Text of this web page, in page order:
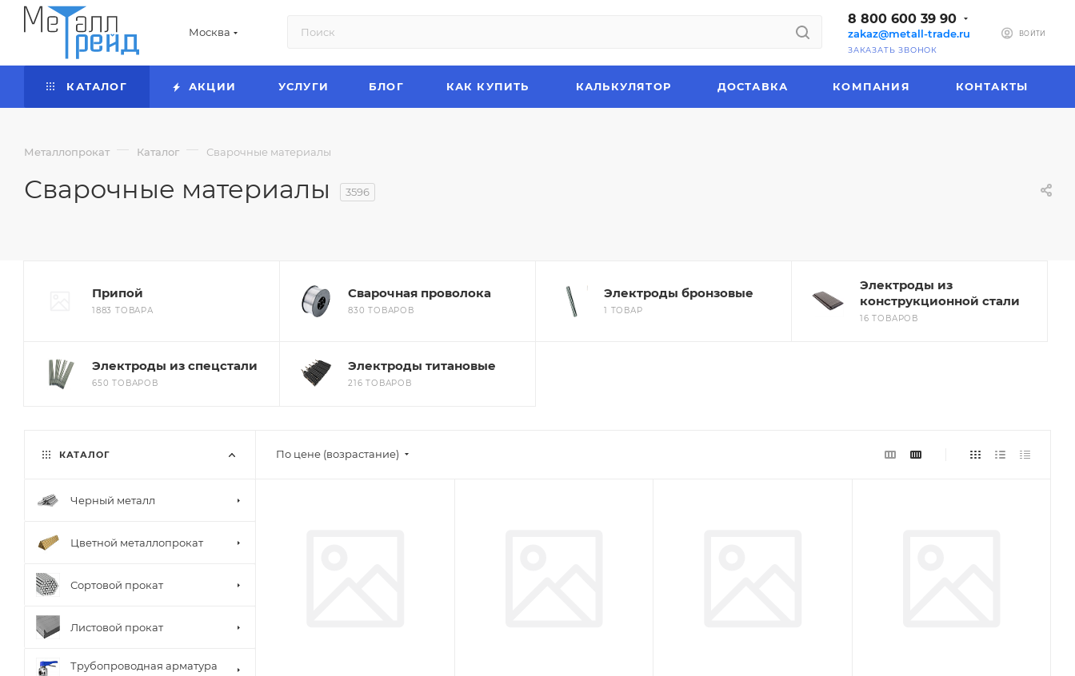
Москва
8 800 600 39 90
zakaz@metall-trade.ru
ЗАКАЗАТЬ ЗВОНОК
ВОЙТИ
КАТАЛОГ АКЦИИ УСЛУГИ БЛОГ КАК КУПИТЬ КАЛЬКУЛЯТОР ДОСТАВКА КОМПАНИЯ КОНТАКТЫ
Металлопрокат — Каталог — Сварочные материалы
Сварочные материалы 3596
Припой
1883 ТОВАРА
Сварочная проволока
830 ТОВАРОВ
Электроды бронзовые
1 ТОВАР
Электроды из
конструкционной стали
16 ТОВАРОВ
Электроды из спецстали
650 ТОВАРОВ
Электроды титановые
216 ТОВАРОВ
По цене (возрастание)
КАТАЛОГ
Черный металл
Цветной металлопрокат
Сортовой прокат
Листовой прокат
Трубопроводная арматура